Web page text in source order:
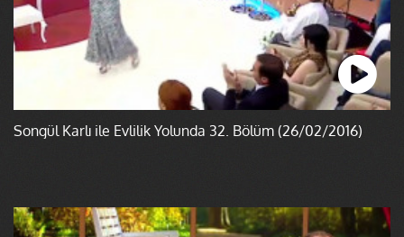
Songül Karlı ile Evlilik Yolunda 32. Bölüm (26/02/2016)